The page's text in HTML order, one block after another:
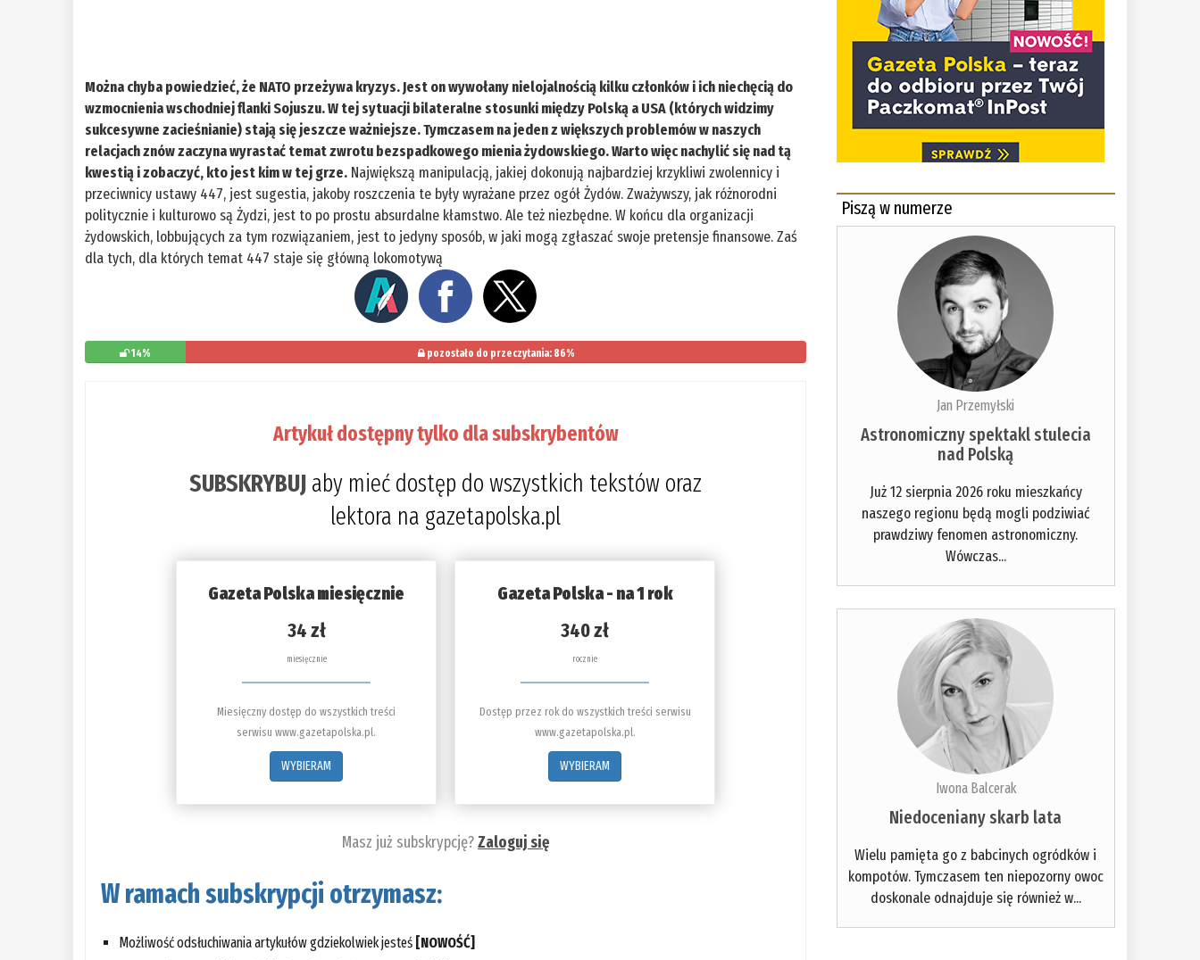
Można chyba powiedzieć, że NATO przeżywa kryzys. Jest on wywołany nielojalnością kilku członków i ich niechęcią do
wzmocnienia wschodniej flanki Sojuszu. W tej sytuacji bilateralne stosunki między Polską a USA (których widzimy
sukcesywne zacieśnianie) stają się jeszcze ważniejsze. Tymczasem na jeden z większych problemów w naszych
relacjach znów zaczyna wyrastać temat zwrotu bezspadkowego mienia żydowskiego. Warto więc nachylić się nad tą
kwestią i zobaczyć, kto jest kim w tej grze. Największą manipulacją, jakiej dokonują najbardziej krzykliwi zwolennicy i
przeciwnicy ustawy 447, jest sugestia, jakoby roszczenia te były wyrażane przez ogół Żydów. Zważywszy, jak różnorodni
politycznie i kulturowo są Żydzi, jest to po prostu absurdalne kłamstwo. Ale też niezbędne. W końcu dla organizacji
żydowskich, lobbujących za tym rozwiązaniem, jest to jedyny sposób, w jaki mogą zgłaszać swoje pretensje finansowe. Zaś
dla tych, dla których temat 447 staje się główną lokomotywą
14% pozostało do przeczytania: 86%
Artykuł dostępny tylko dla subskrybentów
SUBSKRYBUJ aby mieć dostęp do wszystkich tekstów oraz
lektora na gazetapolska.pl
Gazeta Polska miesięcznie
34 zł
miesięcznie
Miesięczny dostęp do wszystkich treści
serwisu www.gazetapolska.pl.
WYBIERAM
Gazeta Polska - na 1 rok
340 zł
rocznie
Dostęp przez rok do wszystkich treści serwisu
www.gazetapolska.pl.
WYBIERAM
Masz już subskrypcję?Zaloguj się
W ramach subskrypcji otrzymasz:
Możliwość odsłuchiwania artykułów gdziekolwiek jesteś [NOWOŚĆ]
Piszą w numerze
Jan Przemyłski
Astronomiczny spektakl stulecia
nad Polską
Już 12 sierpnia 2026 roku mieszkańcy
naszego regionu będą mogli podziwiać
prawdziwy fenomen astronomiczny.
Wówczas...
Iwona Balcerak
Niedoceniany skarb lata
Wielu pamięta go z babcinych ogródków i
kompotów. Tymczasem ten niepozorny owoc
doskonale odnajduje się również w...